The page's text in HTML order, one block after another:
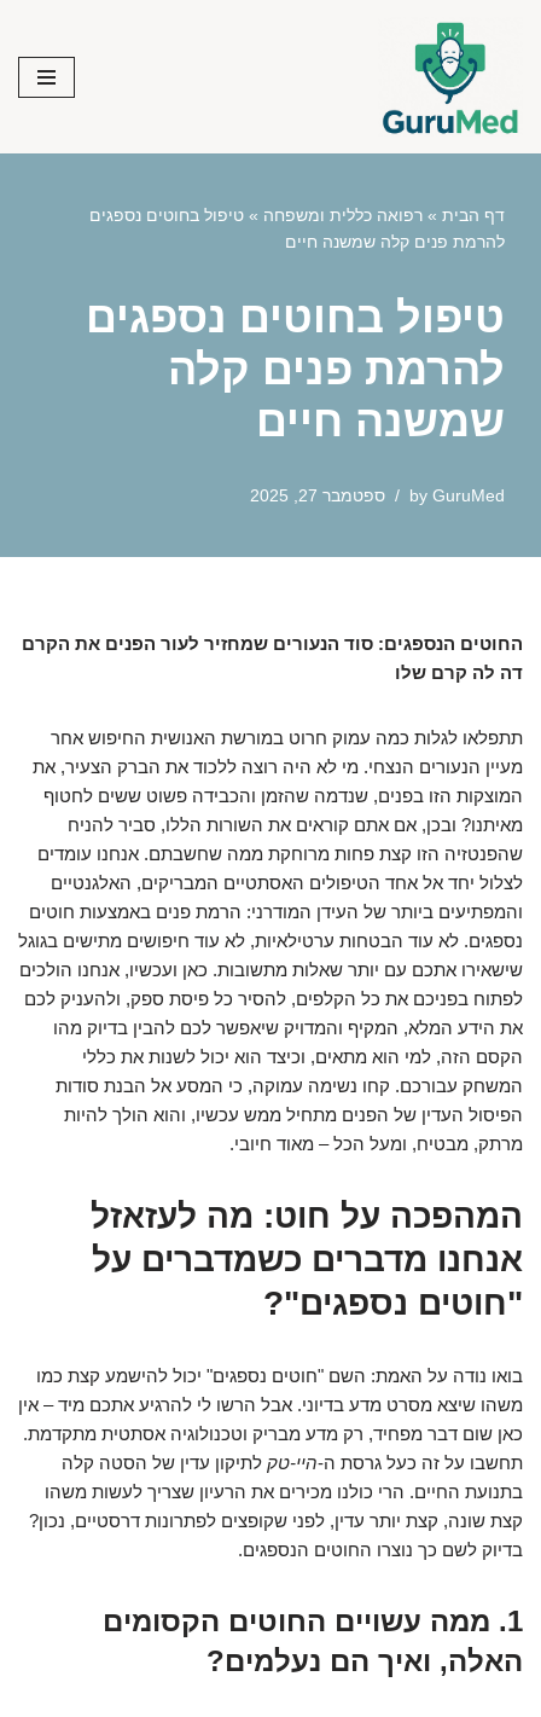
content
דף הבית » רפואה כללית ומשפחה » טיפול בחוטים נספגים
להרמת פנים קלה שמשנה חיים
טיפול בחוטים נספגים
להרמת פנים קלה
שמשנה חיים
by GuruMed ספטמבר 27, 2025
החוטים הנספגים: סוד הנעורים שמחזיר לעור הפנים את הקרם
דה לה קרם שלו
תתפלאו לגלות כמה עמוק חרוט במורשת האנושית החיפוש אחר
מעיין הנעורים הנצחי. מי לא היה רוצה ללכוד את הברק הצעיר, את
המוצקות הזו בפנים, שנדמה שהזמן והכבידה פשוט ששים לחטוף
מאיתנו? ובכן, אם אתם קוראים את השורות הללו, סביר להניח
שהפנטזיה הזו קצת פחות מרוחקת ממה שחשבתם. אנחנו עומדים
לצלול יחד אל אחד הטיפולים האסתטיים המבריקים, האלגנטיים
והמפתיעים ביותר של העידן המודרני: הרמת פנים באמצעות חוטים
נספגים. לא עוד הבטחות ערטילאיות, לא עוד חיפושים מתישים בגוגל
שישאירו אתכם עם יותר שאלות מתשובות. כאן ועכשיו, אנחנו הולכים
לפתוח בפניכם את כל הקלפים, להסיר כל פיסת ספק, ולהעניק לכם
את הידע המלא, המקיף והמדויק שיאפשר לכם להבין בדיוק מהו
הקסם הזה, למי הוא מתאים, וכיצד הוא יכול לשנות את כללי
המשחק עבורכם. קחו נשימה עמוקה, כי המסע אל הבנת סודות
הפיסול העדין של הפנים מתחיל ממש עכשיו, והוא הולך להיות
מרתק, מבטיח, ומעל הכל – מאוד חיובי.
המהפכה על חוט: מה לעזאזל
אנחנו מדברים כשמדברים על
"חוטים נספגים"?
בואו נודה על האמת: השם "חוטים נספגים" יכול להישמע קצת כמו
משהו שיצא מסרט מדע בדיוני. אבל הרשו לי להרגיע אתכם מיד – אין
כאן שום דבר מפחיד, רק מדע מבריק וטכנולוגיה אסתטית מתקדמת.
תחשבו על זה כעל גרסת ה-היי-טק לתיקון עדין של הסטה קלה
בתנועת החיים. הרי כולנו מכירים את הרעיון שצריך לעשות משהו
קצת שונה, קצת יותר עדין, לפני שקופצים לפתרונות דרסטיים, נכון?
בדיוק לשם כך נוצרו החוטים הנספגים.
1. ממה עשויים החוטים הקסומים
האלה, ואיך הם נעלמים?